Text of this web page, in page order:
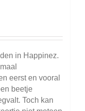
in Happinez.
eerst en vooral
beetje
Toch kan